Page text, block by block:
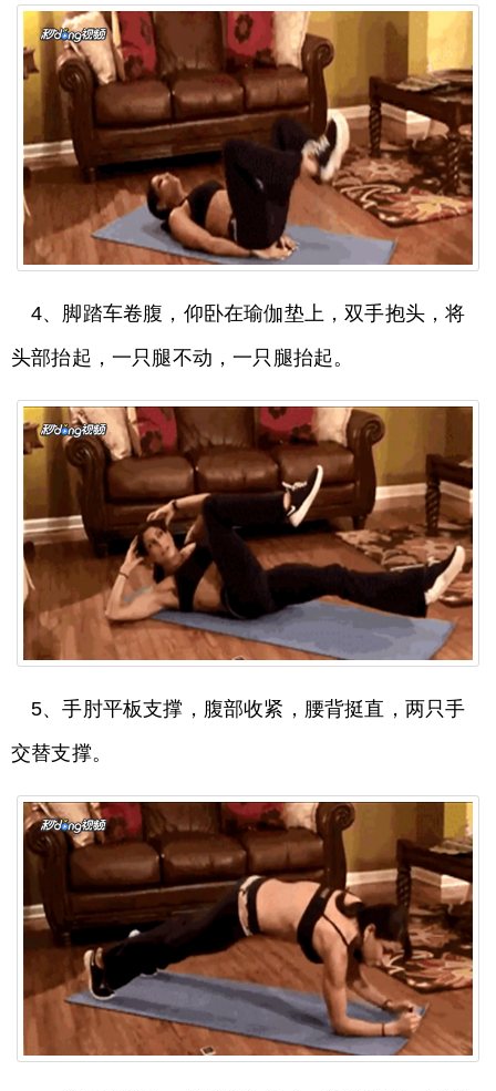
4、脚踏车卷腹，仰卧在瑜伽垫上，双手抱头，将
头部抬起，一只腿不动，一只腿抬起。
5、手肘平板支撑，腹部收紧，腰背挺直，两只手
交替支撑。